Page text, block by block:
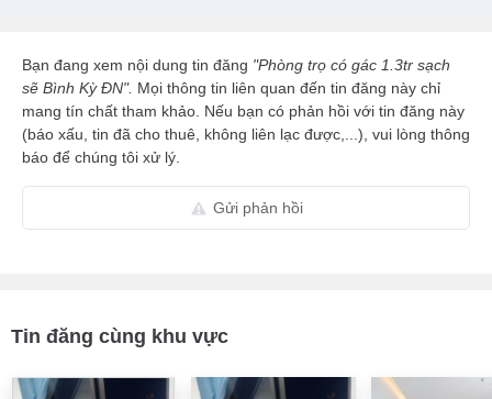
Bạn đang xem nội dung tin đăng "Phòng trọ có gác 1.3tr sạch
sẽ Bình Kỳ ĐN". Mọi thông tin liên quan đến tin đăng này chỉ
mang tín chất tham khảo. Nếu bạn có phản hồi với tin đăng này
(báo xấu, tin đã cho thuê, không liên lạc được,...), vui lòng thông
báo để chúng tôi xử lý.
Gửi phản hồi
Tin đăng cùng khu vực